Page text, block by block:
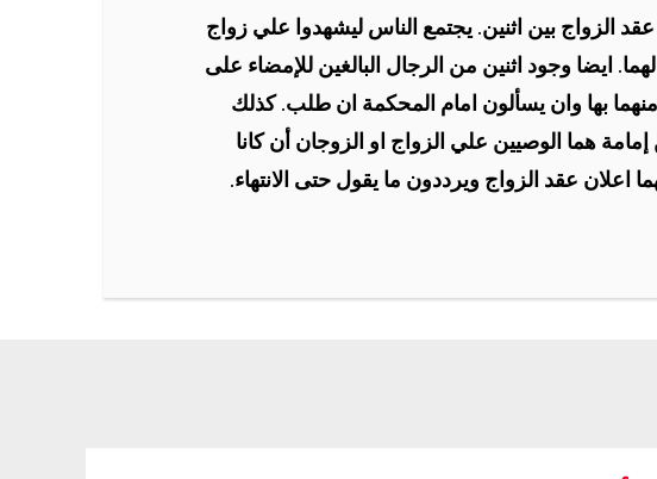
الزواج بين اثنين. يجتمع الناس ليشهدوا علي زواج
ايضا وجود اثنين من الرجال البالغين للإمضاء على
بها وان يسألون امام المحكمة ان طلب. كذلك
إمامة هما الوصيين علي الزواج او الزوجان أن كانا
اعلان عقد الزواج ويرددون ما يقول حتى الانتهاء.